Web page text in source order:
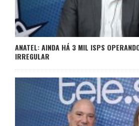
ANATEL: AINDA HÁ 3 MIL ISPS
IRREGULAR